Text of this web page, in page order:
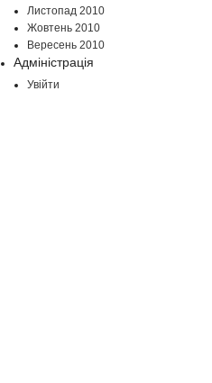
Листопад 2010
Жовтень 2010
Вересень 2010
Адміністрація
Увійти